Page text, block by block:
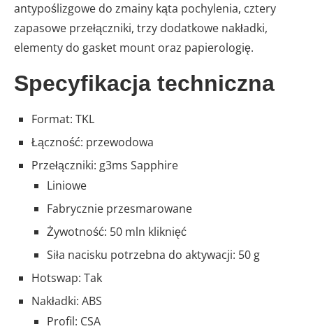
antypoślizgowe do zmainy kąta pochylenia, cztery
zapasowe przełączniki, trzy dodatkowe nakładki,
elementy do gasket mount oraz papierologię.
Specyfikacja techniczna
Format: TKL
Łączność: przewodowa
Przełączniki: g3ms Sapphire
Liniowe
Fabrycznie przesmarowane
Żywotność: 50 mln kliknięć
Siła nacisku potrzebna do aktywacji: 50 g
Hotswap: Tak
Nakładki: ABS
Profil: CSA